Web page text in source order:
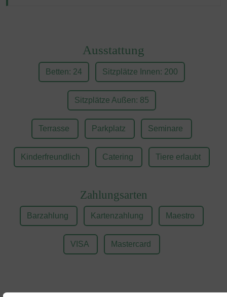
Ausstattung
Betten: 24 Sitzplätze Innen: 200
Sitzplätze Außen: 85
Terrasse Parkplatz Seminare
Kinderfreundlich Catering Tiere erlaubt
Zahlungsarten
Barzahlung Kartenzahlung Maestro
VISA Mastercard